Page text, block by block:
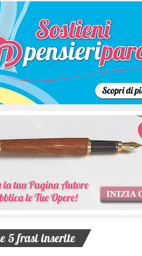
5 frasi inserite